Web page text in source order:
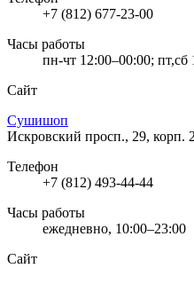
+7 (812) 677-23-00
Часы работы
пн-чт 12:00–00:00; пт,сб
Сайт
Сушишоп
Искровский просп., 29, корп.
Телефон
+7 (812) 493-44-44
Часы работы
ежедневно, 10:00–23:00
Сайт